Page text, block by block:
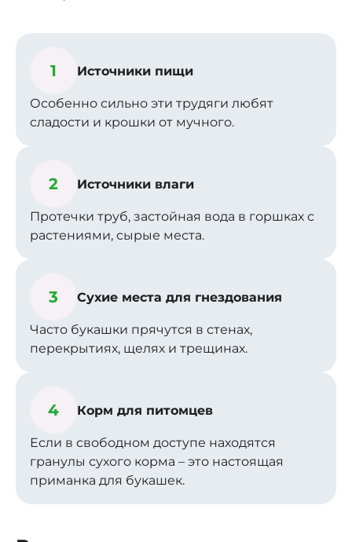
1 Источники пищи
Особенно сильно эти трудяги любят
сладости и крошки от мучного.
2 Источники влаги
Протечки труб, застойная вода в горшках с
растениями, сырые места.
3 Сухие места для гнездования
Часто букашки прячутся в стенах,
перекрытиях, щелях и трещинах.
4 Корм для питомцев
Если в свободном доступе находятся
гранулы сухого корма – это настоящая
приманка для букашек.